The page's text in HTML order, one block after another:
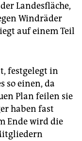
Landesfläche,
Windräder
auf einem Teil
festgelegt in
so einen, da
Plan feilen sie
haben fast
Ende wird die